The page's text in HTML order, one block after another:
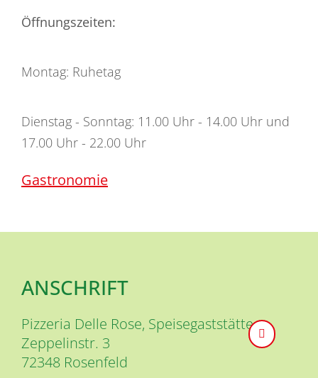
Öffnungszeiten:
Montag: Ruhetag
Dienstag - Sonntag: 11.00 Uhr - 14.00 Uhr und
17.00 Uhr - 22.00 Uhr
Gastronomie
ANSCHRIFT
Pizzeria Delle Rose, Speisegaststätte
Zeppelinstr. 3
72348 Rosenfeld